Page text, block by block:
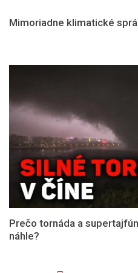
Mimoriadne klimatické
Prečo tornáda a
náhle?